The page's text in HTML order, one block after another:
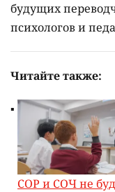
будущих
психологов и
Читайте также:
СОР и СОЧ не